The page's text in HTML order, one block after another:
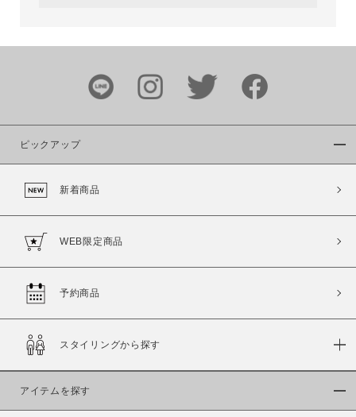
カラー
価格
～
商品タイプ
ピックアップ
新着商品
WEB限定商品
予約商品
スタイリングから探す
アイテムを探す